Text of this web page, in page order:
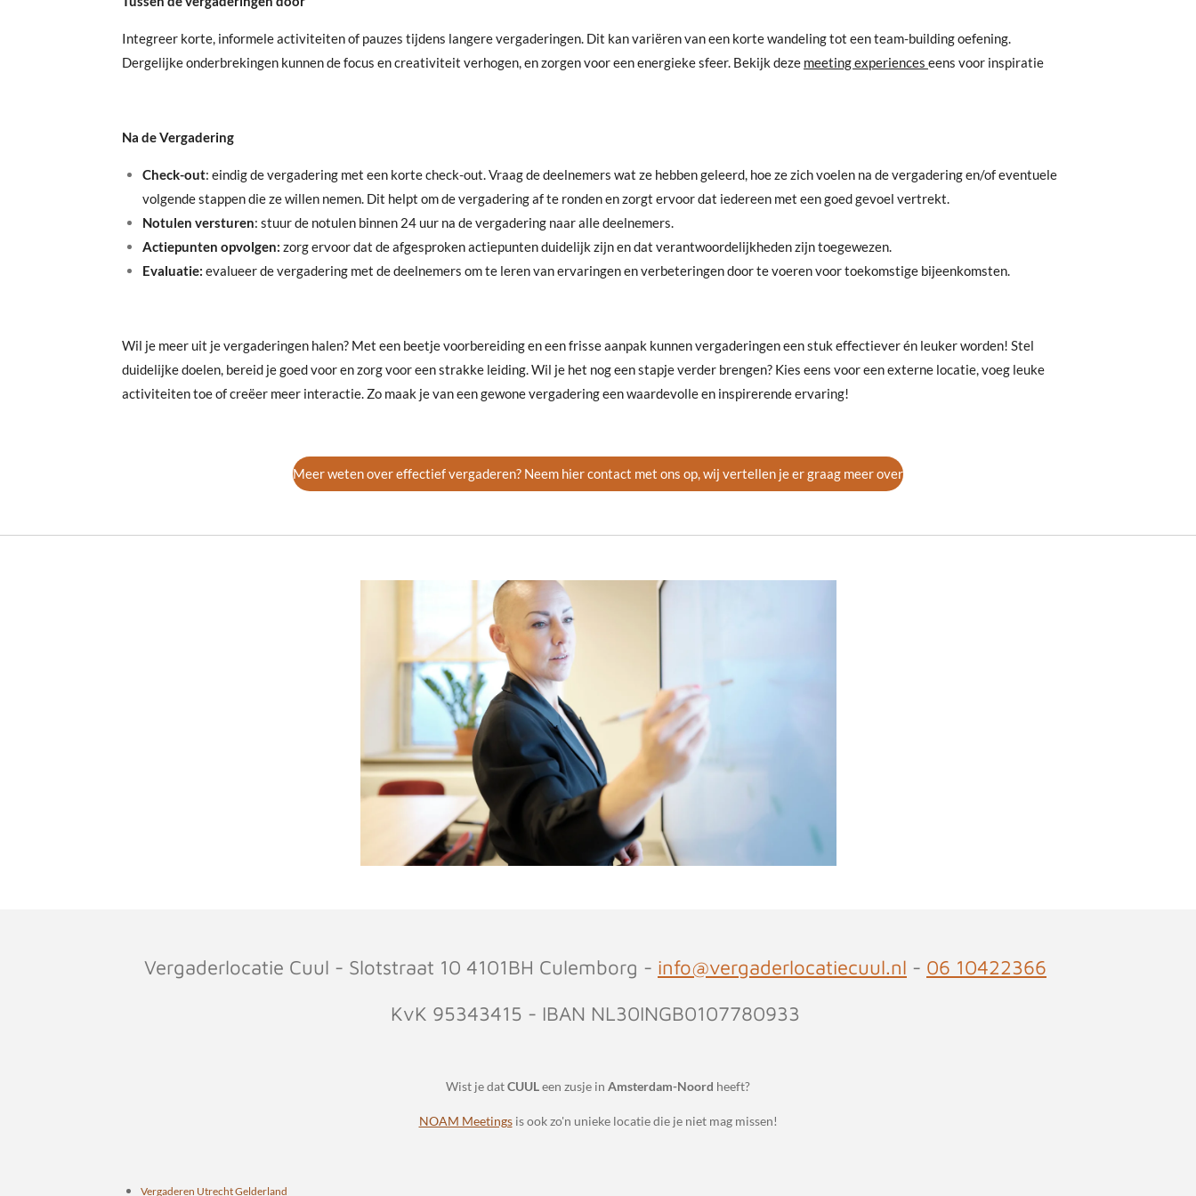
Integreer korte, informele activiteiten of pauzes tijdens langere vergaderingen. Dit kan variëren van een korte wandeling tot een team-building oefening.
Dergelijke onderbrekingen kunnen de focus en creativiteit verhogen, en zorgen voor een energieke sfeer. Bekijk deze meeting experiences eens voor inspiratie
Na de Vergadering
Check-out: eindig de vergadering met een korte check-out. Vraag de deelnemers wat ze hebben geleerd, hoe ze zich voelen na de vergadering en/of eventuele
volgende stappen die ze willen nemen. Dit helpt om de vergadering af te ronden en zorgt ervoor dat iedereen met een goed gevoel vertrekt.
Notulen versturen: stuur de notulen binnen 24 uur na de vergadering naar alle deelnemers.
Actiepunten opvolgen: zorg ervoor dat de afgesproken actiepunten duidelijk zijn en dat verantwoordelijkheden zijn toegewezen.
Evaluatie: evalueer de vergadering met de deelnemers om te leren van ervaringen en verbeteringen door te voeren voor toekomstige bijeenkomsten.
Wil je meer uit je vergaderingen halen? Met een beetje voorbereiding en een frisse aanpak kunnen vergaderingen een stuk effectiever én leuker worden! Stel
duidelijke doelen, bereid je goed voor en zorg voor een strakke leiding. Wil je het nog een stapje verder brengen? Kies eens voor een externe locatie, voeg leuke
activiteiten toe of creëer meer interactie. Zo maak je van een gewone vergadering een waardevolle en inspirerende ervaring!
Meer weten over effectief vergaderen? Neem hier contact met ons op, wij vertellen je er graag meer over
Vergaderlocatie Cuul - Slotstraat 10 4101BH Culemborg - info@vergaderlocatiecuul.nl - 06 10422366
KvK 95343415 - IBAN NL30INGB0107780933
Wist je datCUULeen zusje in Amsterdam-Noord heeft?
NOAM Meetingsis ook zo'n unieke locatie die je niet mag missen!
Vergaderen Utrecht Gelderland